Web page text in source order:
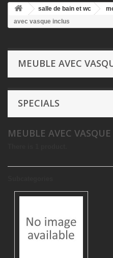
salle de bain et wc
avec vasque inclus
MEUBLE AVEC
SPECIALS
MEUBLE AVEC